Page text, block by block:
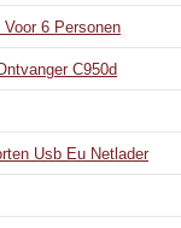
6 Personen
C950d
Usb Eu Netlader